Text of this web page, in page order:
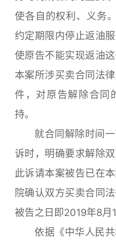
使各自的权利、义务
约定期限内停止返油
使原告不能实现返油
本案所涉买卖合同法
件，对原告解除合同
持。
就合同解除时间一
诉时，明确要求解除
此诉请本案被告已在
院确认双方买卖合同
被告之日即2019年8月1
依据《中华人民共